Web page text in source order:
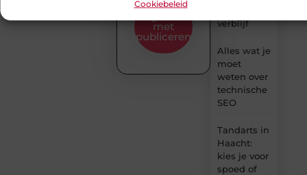
Cookiebeleid
verblijf
Alles wat je
moet
weten over
technische
SEO
Tandarts in
Haacht:
kies je voor
spoed of
met
publiceren